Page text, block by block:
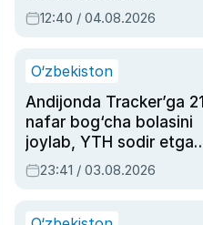
intellektni boshqara
olmay qolishidan xavotir
12:40 / 04.08.2026
O‘zbekiston
Andijonda Tracker’ga 21
nafar bog‘cha bolasini
joylab, YTH sodir etgan
ayolga sud hukmi o‘qildi
23:41 / 03.08.2026